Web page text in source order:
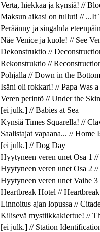
Verta, hiekkaa ja kynsiä! //
Maksun aikasi on tullut! // ...It
Peräänny ja singahda
Näe Venice ja kuole! // See
Dekonstruktio //
Rekonstruktio //
Pohjalla // Down in the
Isäni oli rokkari! // Papa Was
Veren perintö // Under the Skin
[ei julk.] // Babies at Sea
Kynsiä Times Squarella! //
Saalistajat vapaana... // Home
[ei julk.] // Dog Day
Hyytyneen veren unet Osa 1
Hyytyneen veren unet Osa 2
Hyytyneen veren unet Vaihe
Heartbreak Hotel //
Linnoitus ajan lopussa //
Kilisevä mystiikkakiertue! //
[ei julk.] // Station